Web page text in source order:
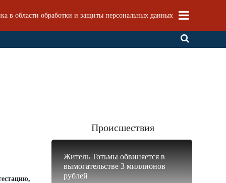
в области обработки и защиты персональных данных
Происшествия
Житель Тотьмы обвиняется в
вымогательстве 3 миллионов
рублей